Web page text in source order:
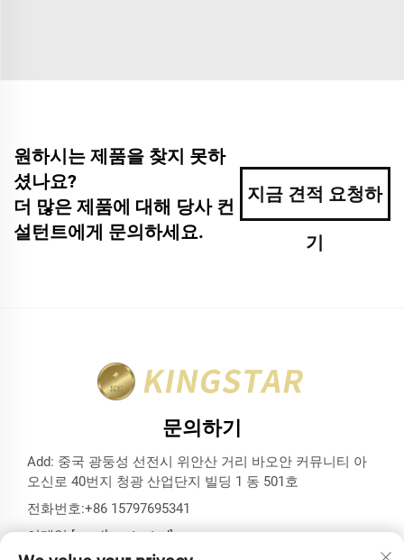
원하시는 제품을 찾지 못하
셨나요?
더 많은 제품에 대해 당사 컨
설턴트에게 문의하세요.
지금 견적 요청하
기
문의하기
Add: 중국 광둥성 선전시 위안산 거리 바오안 커뮤니티 아
오신로 40번지 청광 산업단지 빌딩 1 동 501호
전화번호:+86 15797695341
이메일:[email protected]